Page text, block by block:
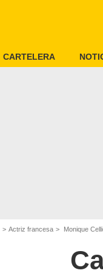
CARTELERA
Actriz francesa Monique